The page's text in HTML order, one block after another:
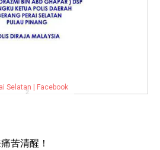
Selatan | Facebook
苦清醒！